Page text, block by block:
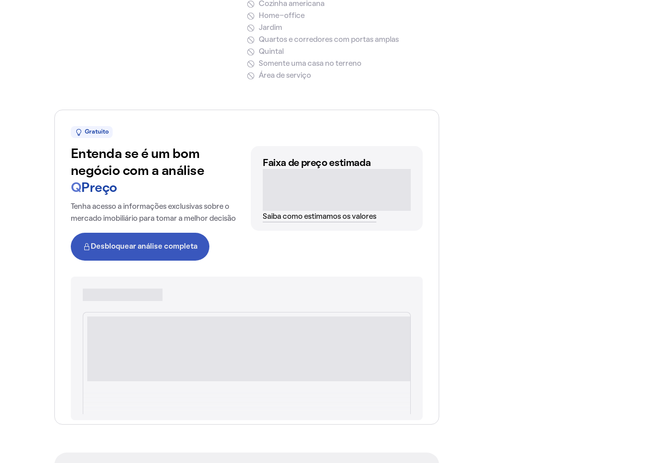
Cozinha americana
Home-office
Jardim
Quartos e corredores com portas amplas
Quintal
Somente uma casa no terreno
Área de serviço
Gratuito
Entenda se é um bom
negócio com a análise
Q Preço
Tenha acesso a informações exclusivas sobre o
mercado imobiliário para tomar a melhor decisão
Desbloquear análise completa
Faixa de preço estimada
Saiba como estimamos os valores